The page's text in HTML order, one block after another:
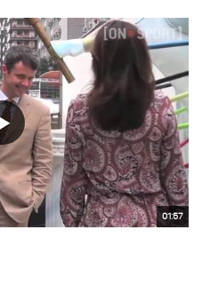
01:57